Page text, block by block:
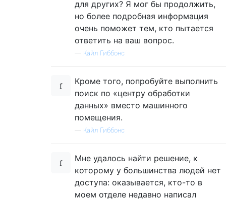
для других? Я мог бы продолжить,
но более подробная информация
очень поможет тем, кто пытается
ответить на ваш вопрос.
— Кайл Гиббонс
Кроме того, попробуйте выполнить
поиск по «центру обработки
данных» вместо машинного
помещения.
— Кайл Гиббонс
Мне удалось найти решение, к
которому у большинства людей нет
доступа: оказывается, кто-то в
моем отделе недавно написал